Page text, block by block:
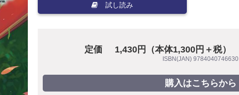
試し読み
定価 1,430円（本体1,300円＋税）
ISBN(JAN) 9784040746630
購入はこちらから